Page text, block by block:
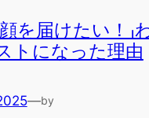
を届けたい！」
トになった理由
—by